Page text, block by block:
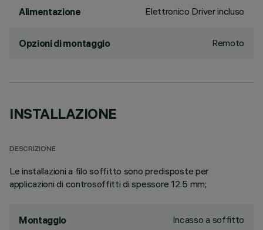
Alimentazione Elettronico Driver incluso
Opzioni di montaggio Remoto
INSTALLAZIONE
DESCRIZIONE
Le installazioni a filo soffitto sono predisposte per
applicazioni di controsoffitti di spessore 12.5 mm;
Montaggio Incasso a soffitto